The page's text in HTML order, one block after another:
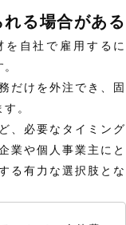
る場合がある
自社で雇用するに
だけを外注でき、固
。
、必要なタイミング
業や個人事業主にと
る有力な選択肢とな